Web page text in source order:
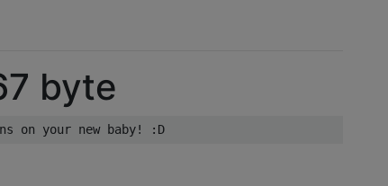
byte
on your new baby! :D